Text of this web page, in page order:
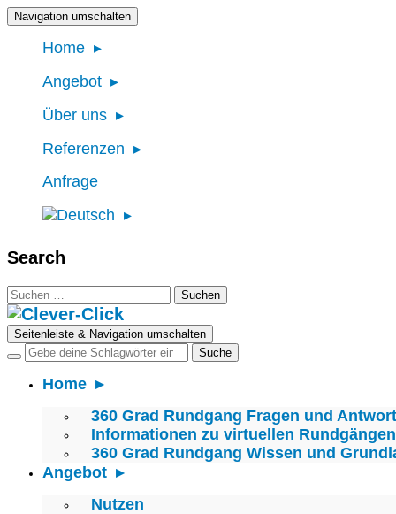
Navigation umschalten
Home
Angebot
Über uns
Referenzen
Anfrage
Search
Suchen
nach:
Seitenleiste & Navigation umschalten
Home
360 Grad Rundgang Fragen und
Informationen zu virtuellen Rundgängen
360 Grad Rundgang Wissen und
Angebot
Nutzen